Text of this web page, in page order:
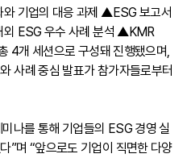
기업의 대응 과제 ▲ESG 보고서
ESG 우수 사례 분석 ▲KMR
4개 세션으로 구성돼 진행됐으며,
사례 중심 발표가 참가자들로부터
나를 통해 기업들의 ESG 경영 실
”며 “앞으로도 기업이 직면한 다양